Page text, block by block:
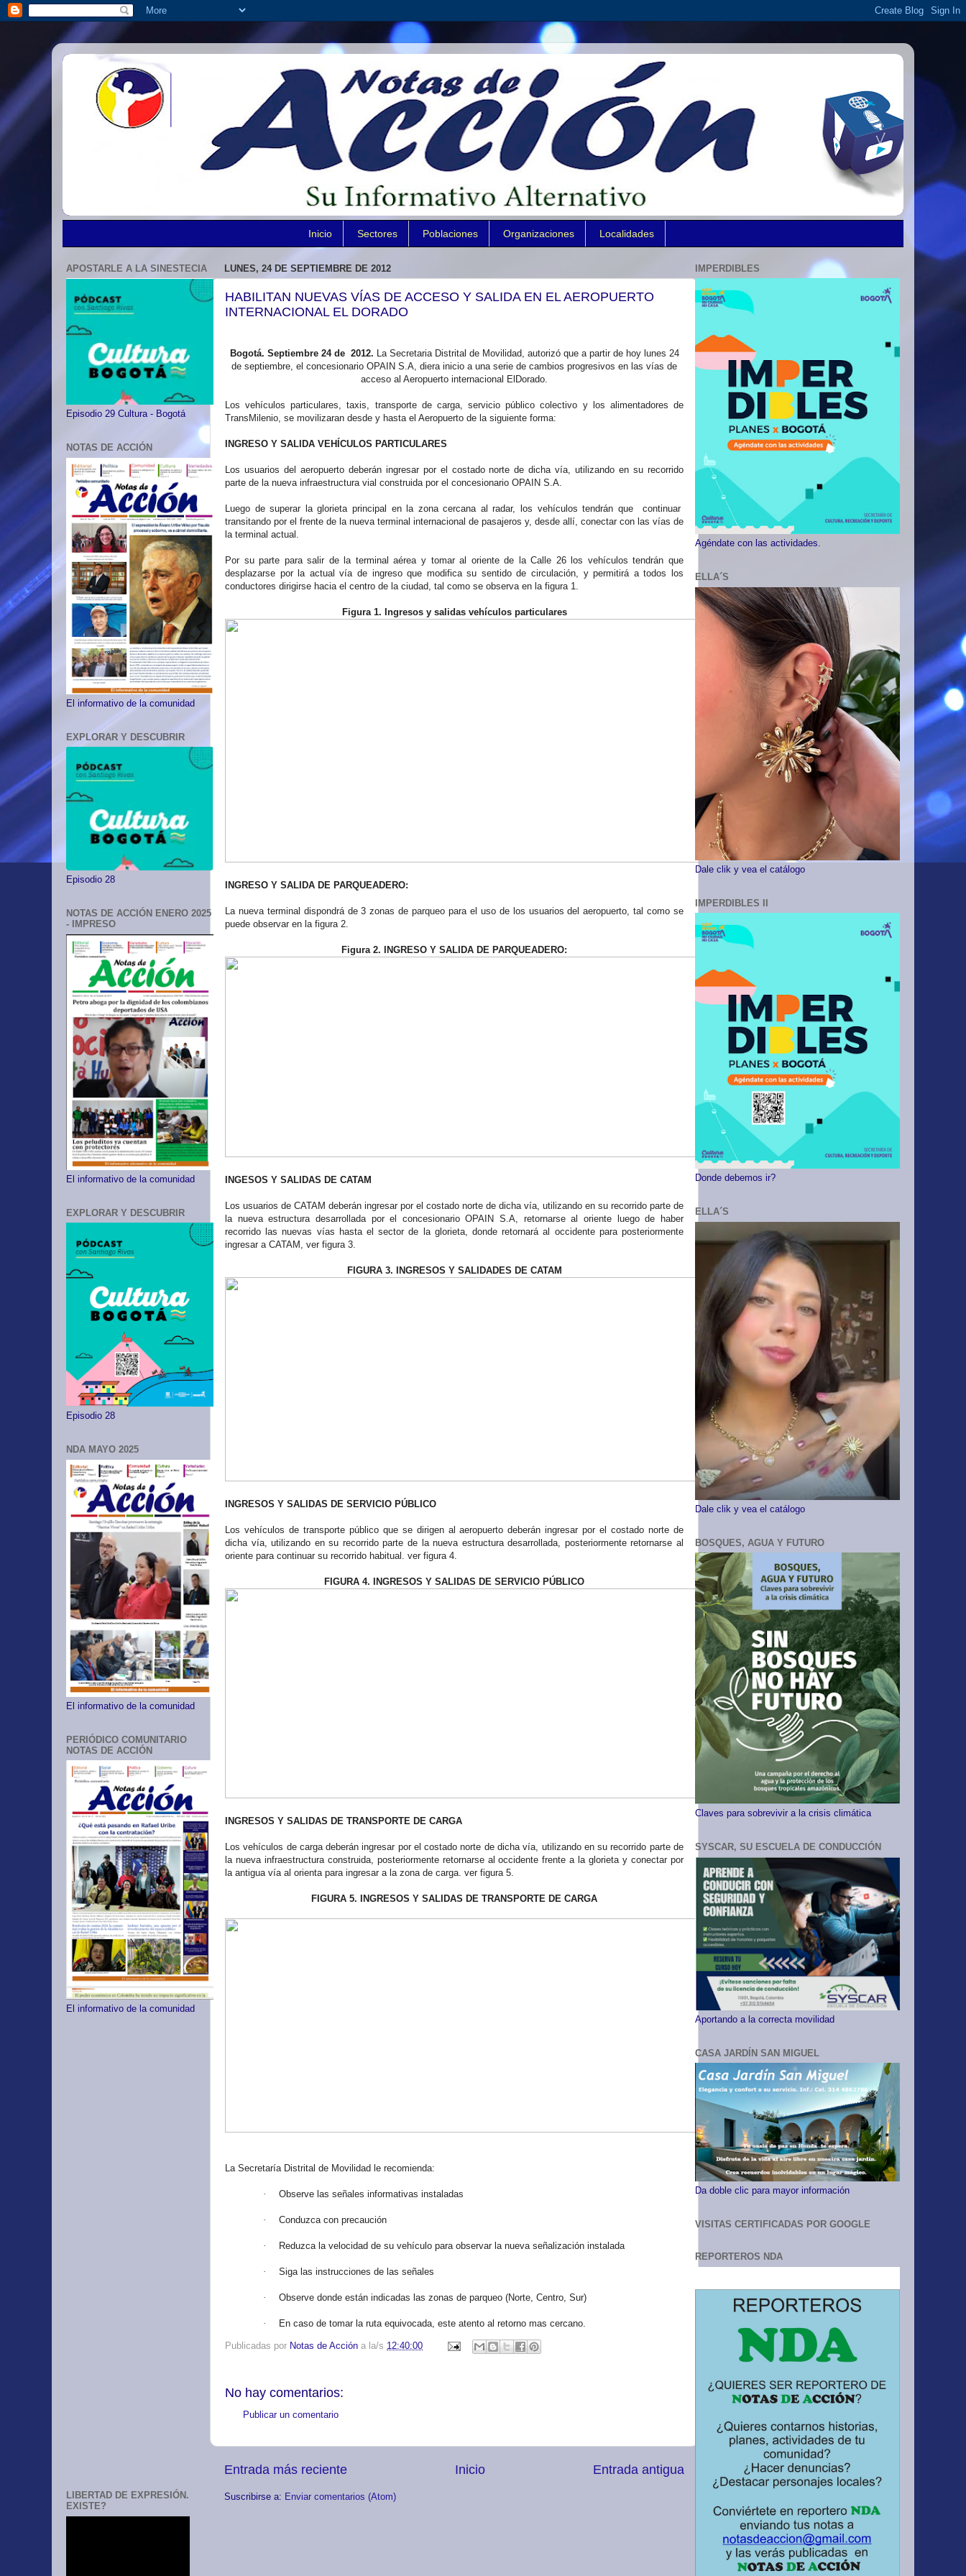
Inicio Sectores Poblaciones Organizaciones Localidades
LUNES, 24 DE SEPTIEMBRE DE 2012
HABILITAN NUEVAS VÍAS DE ACCESO Y SALIDA EN EL AEROPUERTO
INTERNACIONAL EL DORADO
Bogotá. Septiembre 24 de 2012. La Secretaria Distrital de Movilidad, autorizó que a partir de hoy lunes 24
de septiembre, el concesionario OPAIN S.A, diera inicio a una serie de cambios progresivos en las vías de
acceso al Aeropuerto internacional ElDorado.
Los vehículos particulares, taxis, transporte de carga, servicio público colectivo y los alimentadores de
TransMilenio, se movilizaran desde y hasta el Aeropuerto de la siguiente forma:
INGRESO Y SALIDA VEHÍCULOS PARTICULARES
Los usuarios del aeropuerto deberán ingresar por el costado norte de dicha vía, utilizando en su recorrido
parte de la nueva infraestructura vial construida por el concesionario OPAIN S.A.
Luego de superar la glorieta principal en la zona cercana al radar, los vehículos tendrán que continuar
transitando por el frente de la nueva terminal internacional de pasajeros y, desde allí, conectar con las vías de
la terminal actual.
Por su parte para salir de la terminal aérea y tomar al oriente de la Calle 26 los vehículos tendrán que
desplazarse por la actual vía de ingreso que modifica su sentido de circulación, y permitirá a todos los
conductores dirigirse hacia el centro de la ciudad, tal como se observa en la figura 1.
Figura 1. Ingresos y salidas vehículos particulares
INGRESO Y SALIDA DE PARQUEADERO:
La nueva terminal dispondrá de 3 zonas de parqueo para el uso de los usuarios del aeropuerto, tal como se
puede observar en la figura 2.
Figura 2. INGRESO Y SALIDA DE PARQUEADERO:
INGESOS Y SALIDAS DE CATAM
Los usuarios de CATAM deberán ingresar por el costado norte de dicha vía, utilizando en su recorrido parte de
la nueva estructura desarrollada por el concesionario OPAIN S.A, retornarse al oriente luego de haber
recorrido las nuevas vías hasta el sector de la glorieta, donde retornará al occidente para posteriormente
ingresar a CATAM, ver figura 3.
FIGURA 3. INGRESOS Y SALIDADES DE CATAM
INGRESOS Y SALIDAS DE SERVICIO PÚBLICO
Los vehículos de transporte público que se dirigen al aeropuerto deberán ingresar por el costado norte de
dicha vía, utilizando en su recorrido parte de la nueva estructura desarrollada, posteriormente retornarse al
oriente para continuar su recorrido habitual. ver figura 4.
FIGURA 4. INGRESOS Y SALIDAS DE SERVICIO PÚBLICO
INGRESOS Y SALIDAS DE TRANSPORTE DE CARGA
Los vehículos de carga deberán ingresar por el costado norte de dicha vía, utilizando en su recorrido parte de
la nueva infraestructura construida, posteriormente retornarse al occidente frente a la glorieta y conectar por
la antigua vía al orienta para ingresar a la zona de carga. ver figura 5.
FIGURA 5. INGRESOS Y SALIDAS DE TRANSPORTE DE CARGA
La Secretaría Distrital de Movilidad le recomienda:
· Observe las señales informativas instaladas
· Conduzca con precaución
· Reduzca la velocidad de su vehículo para observar la nueva señalización instalada
· Siga las instrucciones de las señales
· Observe donde están indicadas las zonas de parqueo (Norte, Centro, Sur)
· En caso de tomar la ruta equivocada, este atento al retorno mas cercano.
Publicadas por Notas de Acción a la/s 12:40:00
No hay comentarios:
Publicar un comentario
Entrada más reciente Entrada antigua
Inicio
Suscribirse a: Enviar comentarios (Atom)
APOSTARLE A LA SINESTECIA
Episodio 29 Cultura - Bogotá
NOTAS DE ACCIÓN
El informativo de la comunidad
EXPLORAR Y DESCUBRIR
Episodio 28
NOTAS DE ACCIÓN ENERO 2025
- IMPRESO
El informativo de la comunidad
EXPLORAR Y DESCUBRIR
Episodio 28
NDA MAYO 2025
El informativo de la comunidad
PERIÓDICO COMUNITARIO
NOTAS DE ACCIÓN
El informativo de la comunidad
LIBERTAD DE EXPRESIÓN.
EXISTE?
IMPERDIBLES
Agéndate con las actividades.
ELLA´S
Dale clik y vea el catálogo
IMPERDIBLES II
Donde debemos ir?
ELLA´S
Dale clik y vea el catálogo
BOSQUES, AGUA Y FUTURO
Claves para sobrevivir a la crisis climática
SYSCAR, SU ESCUELA DE CONDUCCIÓN
Aportando a la correcta movilidad
CASA JARDÍN SAN MIGUEL
Da doble clic para mayor información
VISITAS CERTIFICADAS POR GOOGLE
REPORTEROS NDA